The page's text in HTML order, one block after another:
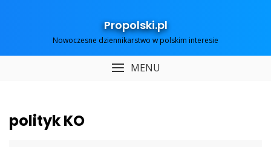
Propolski.pl
Nowoczesne dziennikarstwo w polskim interesie
MENU
polityk KO